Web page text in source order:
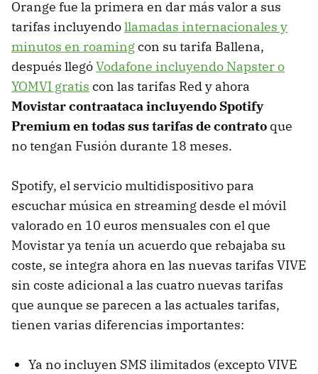
Orange fue la primera en dar más valor a sus
tarifas incluyendollamadas internacionales y
minutos en roamingcon su tarifa Ballena,
después llegóVodafone incluyendo Napster o
YOMVI gratis con las tarifas Red y ahora
Movistar contraataca incluyendo Spotify
Premium en todas sus tarifas de contrato que
no tengan Fusión durante 18 meses.
Spotify, el servicio multidispositivo para
escuchar música en streaming desde el móvil
valorado en 10 euros mensuales con el que
Movistar ya tenía un acuerdo que rebajaba su
coste, se integra ahora en las nuevas tarifas VIVE
sin coste adicional a las cuatro nuevas tarifas
que aunque se parecen a las actuales tarifas,
tienen varias diferencias importantes:
Ya no incluyen SMS ilimitados (excepto VIVE